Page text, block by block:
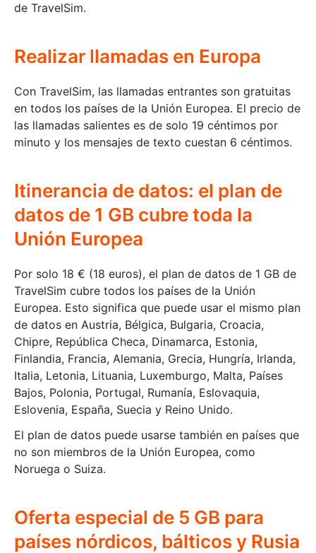
de TravelSim.
Realizar llamadas en Europa
Con TravelSim, las llamadas entrantes son gratuitas
en todos los países de la Unión Europea. El precio de
las llamadas salientes es de solo 19 céntimos por
minuto y los mensajes de texto cuestan 6 céntimos.
Itinerancia de datos: el plan de
datos de 1 GB cubre toda la
Unión Europea
Por solo 18 € (18 euros), el plan de datos de 1 GB de
TravelSim cubre todos los países de la Unión
Europea. Esto significa que puede usar el mismo plan
de datos en Austria, Bélgica, Bulgaria, Croacia,
Chipre, República Checa, Dinamarca, Estonia,
Finlandia, Francia, Alemania, Grecia, Hungría, Irlanda,
Italia, Letonia, Lituania, Luxemburgo, Malta, Países
Bajos, Polonia, Portugal, Rumanía, Eslovaquia,
Eslovenia, España, Suecia y Reino Unido.
El plan de datos puede usarse también en países que
no son miembros de la Unión Europea, como
Noruega o Suiza.
Oferta especial de 5 GB para
países nórdicos, bálticos y Rusia